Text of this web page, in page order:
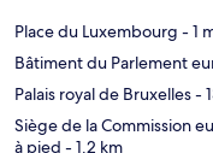
Place du Luxembourg - 1
Bâtiment du Parlement
Palais royal de Bruxelles-
Siège de la Commission
à pied - 1.2 km